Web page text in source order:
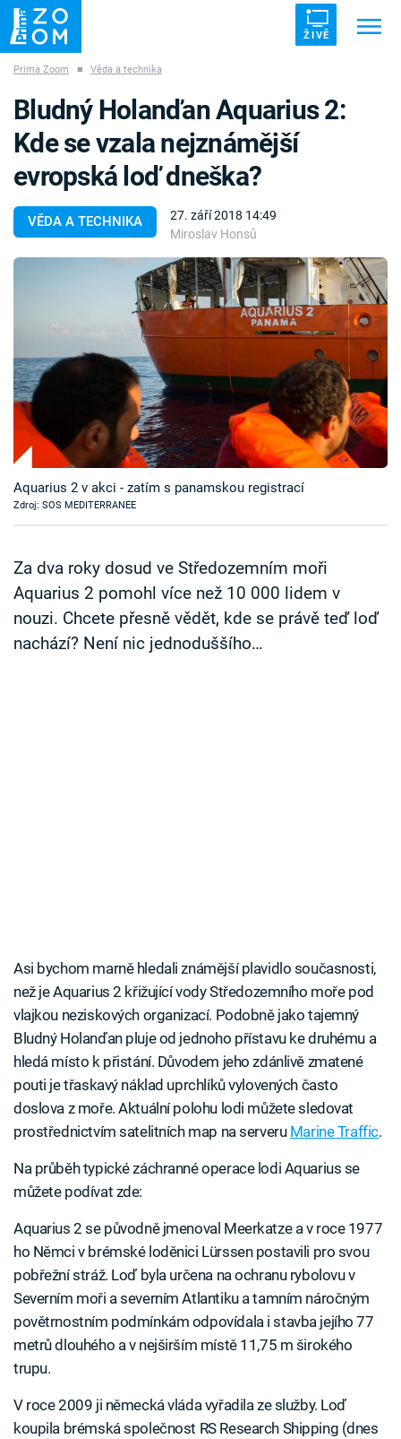
ŽIVĚ
ZÁHADY VETŘELCI DÁVNOVĚKU
Témata
Pořady
TV Program
Časopis
Sledujte prima+
Sledujte nás
Prima Zoom ■ Věda a technika
VĚDA A TECHNIKA
27. září 2018 14:49
Miroslav Honsů
Bludný Holanďan Aquarius 2:
Kde se vzala nejznámější
evropská loď dneška?
Aquarius 2 v akci - zatím s panamskou registrací
Zdroj: SOS MEDITERRANEE
Za dva roky dosud ve Středozemním moři
Aquarius 2 pomohl více než 10 000 lidem v
nouzi. Chcete přesně vědět, kde se právě teď loď
nachází? Není nic jednoduššího…
Asi bychom marně hledali známější plavidlo současnosti,
než je Aquarius 2 křižující vody Středozemního moře pod
vlajkou neziskových organizací. Podobně jako tajemný
Bludný Holanďan pluje od jednoho přístavu ke druhému a
hledá místo k přistání. Důvodem jeho zdánlivě zmatené
pouti je třaskavý náklad uprchlíků vylovených často
doslova z moře. Aktuální polohu lodi můžete sledovat
prostřednictvím satelitních map na serveru Marine Traffic.
Na průběh typické záchranné operace lodi Aquarius se
můžete podívat zde:
Aquarius 2 se původně jmenoval Meerkatze a v roce 1977
ho Němci v brémské loděnici Lürssen postavili pro svou
pobřežní stráž. Loď byla určena na ochranu rybolovu v
Severním moři a severním Atlantiku a tamním náročným
povětrnostním podmínkám odpovídala i stavba jejího 77
metrů dlouhého a v nejširším místě 11,75 m širokého
trupu.
V roce 2009 ji německá vláda vyřadila ze služby. Loď
koupila brémská společnost RS Research Shipping (dnes